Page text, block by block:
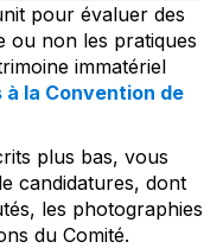
pour évaluer des
ou non les pratiques
immatériel
la Convention de
plus bas, vous
candidatures, dont
les photographies
du Comité.